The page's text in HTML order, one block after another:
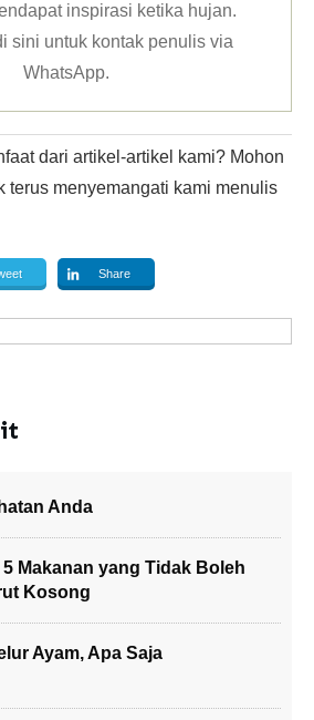
inspirasi ketika hujan.
sini untuk kontak penulis via
WhatsApp.
dari artikel-artikel kami? Mohon
terus menyemangati kami menulis
Share
Anda
Makanan yang Tidak Boleh
Kosong
Ayam, Apa Saja